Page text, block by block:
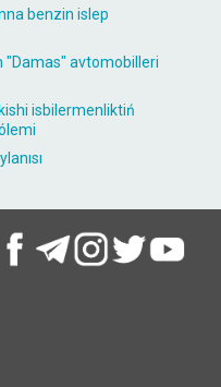
benzin islep
"Damas" avtomobilleri
isbilermenliktiń